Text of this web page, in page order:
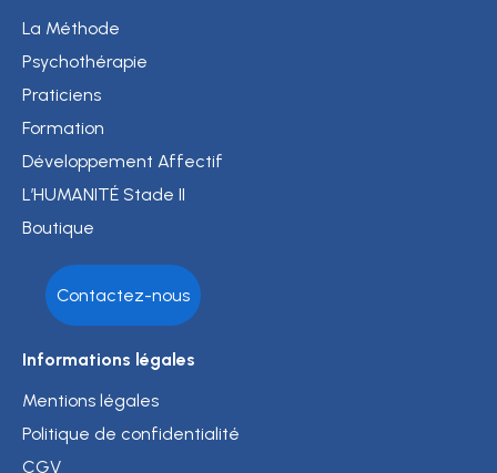
La Méthode
Psychothérapie
Praticiens
Formation
Développement Affectif
L’HUMANITÉ Stade II
Boutique
Contactez-nous
Informations légales
Mentions légales
Politique de confidentialité
CGV